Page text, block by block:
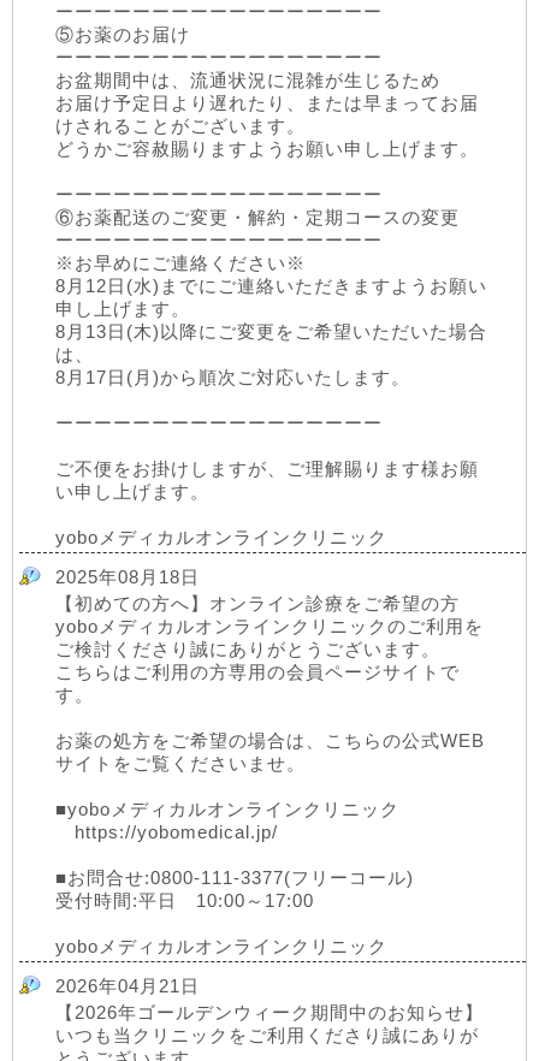
ーーーーーーーーーーーーーーーーー
⑤お薬のお届け
ーーーーーーーーーーーーーーーーー
お盆期間中は、流通状況に混雑が生じるため
お届け予定日より遅れたり、または早まってお届
けされることがございます。
どうかご容赦賜りますようお願い申し上げます。
ーーーーーーーーーーーーーーーーー
⑥お薬配送のご変更・解約・定期コースの変更
ーーーーーーーーーーーーーーーーー
※お早めにご連絡ください※
8月12日(水)までにご連絡いただきますようお願い
申し上げます。
8月13日(木)以降にご変更をご希望いただいた場合
は、
8月17日(月)から順次ご対応いたします。
ーーーーーーーーーーーーーーーーー
ご不便をお掛けしますが、ご理解賜ります様お願
い申し上げます。
yoboメディカルオンラインクリニック
2025年08月18日
【初めての方へ】オンライン診療をご希望の方
yoboメディカルオンラインクリニックのご利用を
ご検討くださり誠にありがとうございます。
こちらはご利用の方専用の会員ページサイトで
す。
お薬の処方をご希望の場合は、こちらの公式WEB
サイトをご覧くださいませ。
■yoboメディカルオンラインクリニック
https://yobomedical.jp/
■お問合せ:0800-111-3377(フリーコール)
受付時間:平日 10:00～17:00
yoboメディカルオンラインクリニック
2026年04月21日
【2026年ゴールデンウィーク期間中のお知らせ】
いつも当クリニックをご利用くださり誠にありが